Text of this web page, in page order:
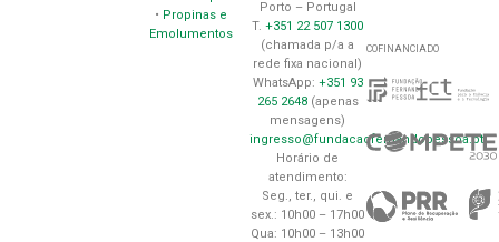
• Propinas e
Emolumentos
Porto – Portugal
T.+351 22 507 1300
(chamada p/a a
rede fixa nacional)
WhatsApp: +351 93
265 2648(apenas
mensagens)
ingresso@fundacaofernandopessoa.pt
Horário de
atendimento:
Seg., ter., qui. e
sex.: 10h00 – 17h00
Qua: 10h00 – 13h00
COFINANCIADO